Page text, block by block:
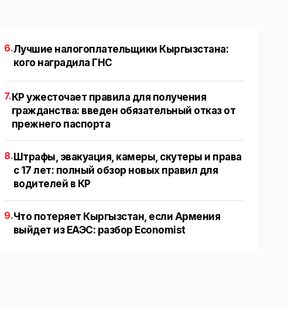
6.Лучшие налогоплательщики Кыргызстана:
кого наградила ГНС
7. КР ужесточает правила для получения
гражданства: введен обязательный отказ от
прежнего паспорта
8. Штрафы, эвакуация, камеры, скутеры и права
с 17 лет: полный обзор новых правил для
водителей в КР
9.Что потеряет Кыргызстан, если Армения
выйдет из ЕАЭС: разбор Economist